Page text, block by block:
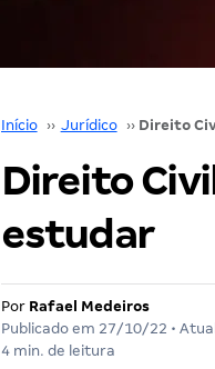
Início ›› Jurídico ››
Direito
estudar
Por Rafael Medeiros
Publicado em 27/10/22 •
4 min. de leitura